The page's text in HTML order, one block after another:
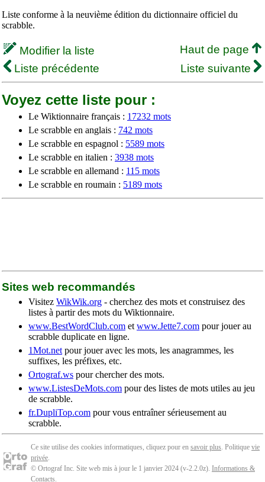
Liste conforme à la neuvième édition du dictionnaire officiel du
scrabble.
Modifier la liste
Haut de page
Liste précédente
Liste suivante
Voyez cette liste pour :
Le Wiktionnaire français : 17232 mots
Le scrabble en anglais : 742 mots
Le scrabble en espagnol : 5589 mots
Le scrabble en italien : 3938 mots
Le scrabble en allemand : 115 mots
Le scrabble en roumain : 5189 mots
Sites web recommandés
Visitez WikWik.org - cherchez des mots et construisez des
listes à partir des mots du Wiktionnaire.
www.BestWordClub.com et www.Jette7.com pour jouer au
scrabble duplicate en ligne.
1Mot.net pour jouer avec les mots, les anagrammes, les
suffixes, les préfixes, etc.
Ortograf.ws pour chercher des mots.
www.ListesDeMots.com pour des listes de mots utiles au jeu
de scrabble.
fr.DupliTop.com pour vous entraîner sérieusement au
scrabble.
Ce site utilise des cookies informatiques, cliquez pour en savoir plus. Politique vie
privée.
© Ortograf Inc. Site web mis à jour le 1 janvier 2024 (v-2.2.0z). Informations &
Contacts.